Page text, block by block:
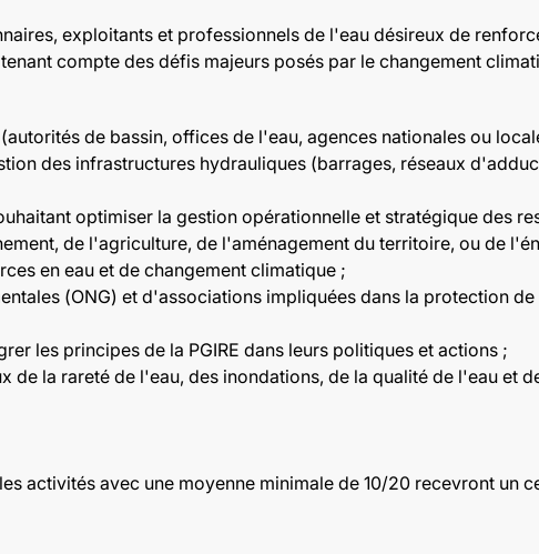
exploitants et professionnels de l'eau désireux de
compte des défis majeurs posés par le changement
de bassin, offices de l'eau, agences nationales ou
des infrastructures hydrauliques (barrages, réseaux
optimiser la gestion opérationnelle et stratégique des
de l'agriculture, de l'aménagement du territoire, ou de
en eau et de changement climatique ;
(ONG) et d'associations impliquées dans la protection
les principes de la PGIRE dans leurs politiques et actions ;
de la rareté de l'eau, des inondations, de la qualité de l'eau et
activités avec une moyenne minimale de 10/20 recevront un